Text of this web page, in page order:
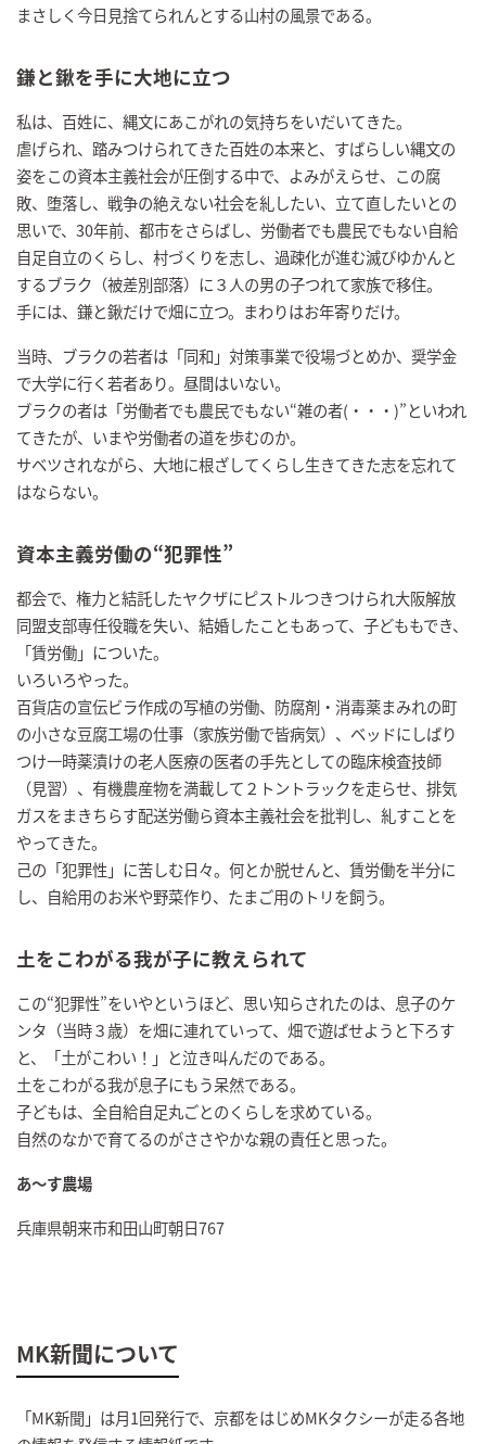
まさしく今日見捨てられんとする山村の風景である。
鎌と鍬を手に大地に立つ
私は、百姓に、縄文にあこがれの気持ちをいだいてきた。
虐げられ、踏みつけられてきた百姓の本来と、すばらしい縄文の
姿をこの資本主義社会が圧倒する中で、よみがえらせ、この腐
敗、堕落し、戦争の絶えない社会を糺したい、立て直したいとの
思いで、30年前、都市をさらばし、労働者でも農民でもない自給
自足自立のくらし、村づくりを志し、過疎化が進む滅びゆかんと
するブラク（被差別部落）に３人の男の子つれて家族で移住。
手には、鎌と鍬だけで畑に立つ。まわりはお年寄りだけ。
当時、ブラクの若者は「同和」対策事業で役場づとめか、奨学金
で大学に行く若者あり。昼間はいない。
ブラクの者は「労働者でも農民でもない“雑の者(・・・)”といわれ
てきたが、いまや労働者の道を歩むのか。
サベツされながら、大地に根ざしてくらし生きてきた志を忘れて
はならない。
資本主義労働の“犯罪性”
都会で、権力と結託したヤクザにピストルつきつけられ大阪解放
同盟支部専任役職を失い、結婚したこともあって、子どももでき、
「賃労働」についた。
いろいろやった。
百貨店の宣伝ビラ作成の写植の労働、防腐剤・消毒薬まみれの町
の小さな豆腐工場の仕事（家族労働で皆病気）、ベッドにしばり
つけ一時薬漬けの老人医療の医者の手先としての臨床検査技師
（見習）、有機農産物を満載して２トントラックを走らせ、排気
ガスをまきちらす配送労働ら資本主義社会を批判し、糺すことを
やってきた。
己の「犯罪性」に苦しむ日々。何とか脱せんと、賃労働を半分に
し、自給用のお米や野菜作り、たまご用のトリを飼う。
土をこわがる我が子に教えられて
この“犯罪性”をいやというほど、思い知らされたのは、息子のケ
ンタ（当時３歳）を畑に連れていって、畑で遊ばせようと下ろす
と、「土がこわい！」と泣き叫んだのである。
土をこわがる我が息子にもう呆然である。
子どもは、全自給自足丸ごとのくらしを求めている。
自然のなかで育てるのがささやかな親の責任と思った。
あ～す農場
兵庫県朝来市和田山町朝日767
MK新聞について
「MK新聞」は月1回発行で、京都をはじめMKタクシーが走る各地